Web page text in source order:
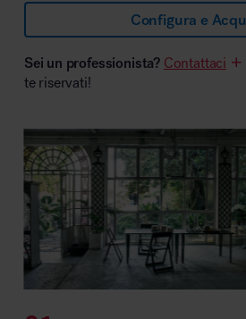
MillerKnoll
Configura e
Sei un professionista? Contattaci
te riservati!